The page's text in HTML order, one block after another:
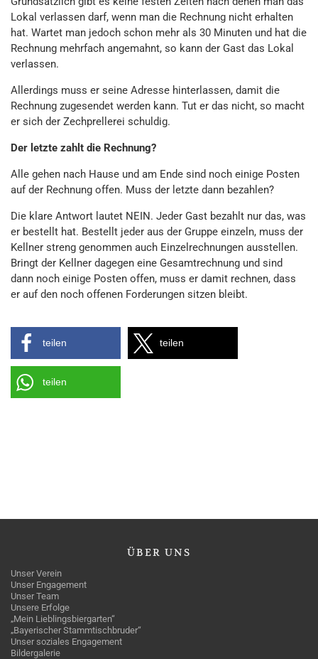
Lokal verlassen darf, wenn man die Rechnung nicht erhalten
hat. Wartet man jedoch schon mehr als 30 Minuten und hat die
Rechnung mehrfach angemahnt, so kann der Gast das Lokal
verlassen.
Allerdings muss er seine Adresse hinterlassen, damit die
Rechnung zugesendet werden kann. Tut er das nicht, so macht
er sich der Zechprellerei schuldig.
Der letzte zahlt die Rechnung?
Alle gehen nach Hause und am Ende sind noch einige Posten
auf der Rechnung offen. Muss der letzte dann bezahlen?
Die klare Antwort lautet NEIN. Jeder Gast bezahlt nur das, was
er bestellt hat. Bestellt jeder aus der Gruppe einzeln, muss der
Kellner streng genommen auch Einzelrechnungen ausstellen.
Bringt der Kellner dagegen eine Gesamtrechnung und sind
dann noch einige Posten offen, muss er damit rechnen, dass
er auf den noch offenen Forderungen sitzen bleibt.
teilen teilen
teilen
ÜBER UNS
Unser Verein
Unser Engagement
Unser Team
Unsere Erfolge
„Mein Lieblingsbiergarten“
„Bayerischer Stammtischbruder“
Unser soziales Engagement
Bildergalerie